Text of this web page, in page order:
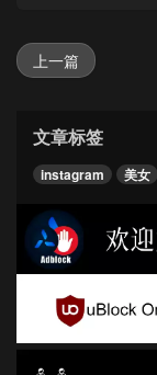
上一篇
文章标签
instagram 美女